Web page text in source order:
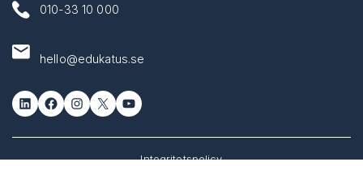
010-33 10 000
hello@edukatus.se
LinkedIn Facebook Instagram X YouTube
Integritetspolicy